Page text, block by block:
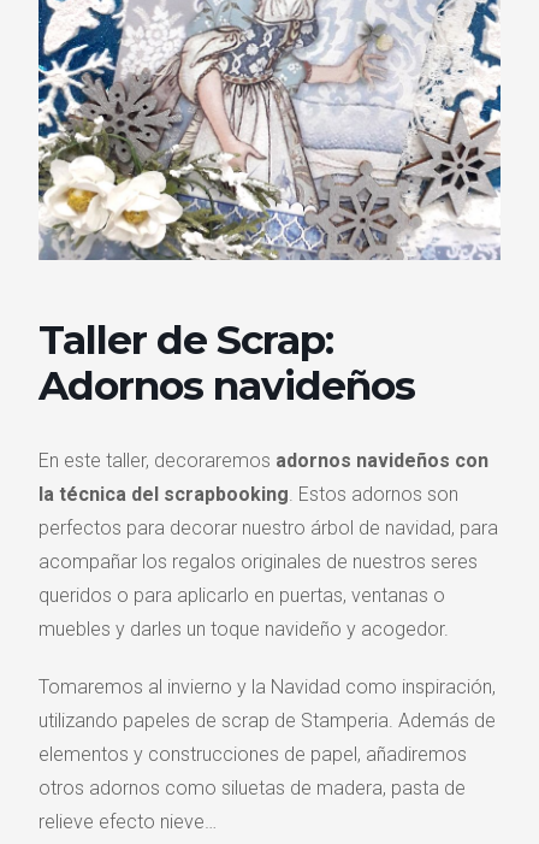
Taller de Scrap:
Adornos navideños
En este taller, decoraremos adornos navideños con
la técnica del scrapbooking. Estos adornos son
perfectos para decorar nuestro árbol de navidad, para
acompañar los regalos originales de nuestros seres
queridos o para aplicarlo en puertas, ventanas o
muebles y darles un toque navideño y acogedor.
Tomaremos al invierno y la Navidad como inspiración,
utilizando papeles de scrap de Stamperia. Además de
elementos y construcciones de papel, añadiremos
otros adornos como siluetas de madera, pasta de
relieve efecto nieve…